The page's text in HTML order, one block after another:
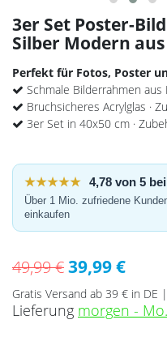
3er Set Poster-
Silber Modern
Perfekt für Fotos, Poster
Schmale Bilderrahmen aus
Bruchsicheres Acrylglas ·
3er Set in 40x50 cm ·
★★★★★ 4,78 von 5
Über 1 Mio. zufriedene
einkaufen
49,99 €39,99 €
Gratis Versand ab 39 € in DE |
Lieferung morgen -